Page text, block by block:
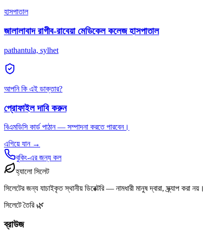
হাসপাতাল
জালালাবাদ রাগীব-রাবেয়া মেডিকেল কলেজ হাসপাতাল
pathantula, sylhet
আপনি কি এই ডাক্তার?
প্রোফাইল দাবি করুন
বিএমডিসি কার্ড পাঠান — সম্পাদনা করতে পারবেন।
এগিয়ে যান →
বুকিং-এর জন্য কল
হ্যালো সিলেট
সিলেটের জন্য যাচাইকৃত স্থানীয় ডিরেক্টরি — নামধারী মানুষ দ্বারা, স্ক্র্যাপ করা নয়।
সিলেটে তৈরি 🌿
ব্রাউজ